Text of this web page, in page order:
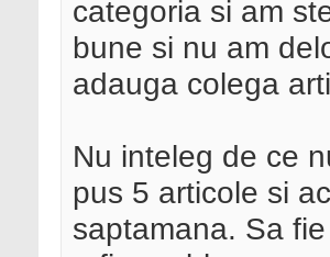
categoria si am
bune si nu am
adauga colega
Nu inteleg de ce
pus 5 articole si
saptamana. Sa